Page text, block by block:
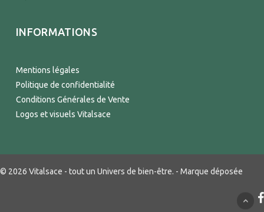
INFORMATIONS
Mentions légales
Politique de confidentialité
Conditions Générales de Vente
Logos et visuels Vitalsace
© 2026 Vitalsace - tout un Univers de bien-être. - Marque déposée